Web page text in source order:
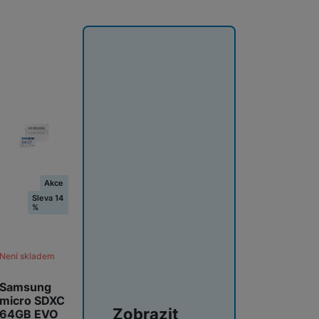
SDXC
EVO
skladem
Akce
Sleva 14
%
Zobrazit